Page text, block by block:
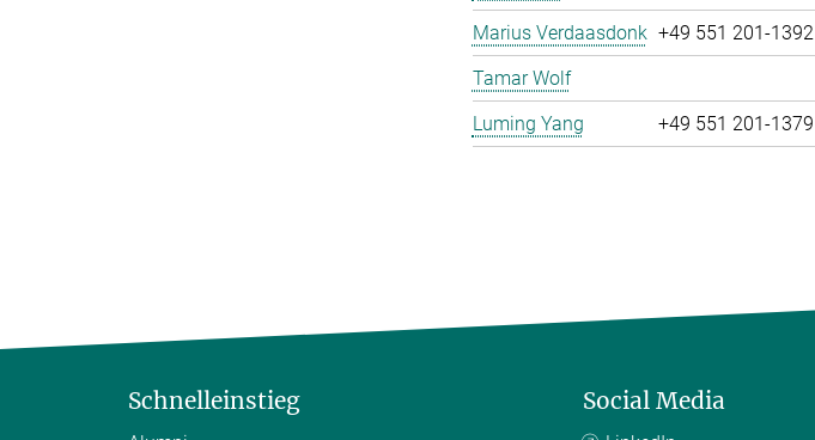
Marius Verdaasdonk +49 551 201-1392
Tamar Wolf
Luming Yang
+49 551 201-1379
Schnelleinstieg Social Media